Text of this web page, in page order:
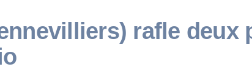
rafle deux